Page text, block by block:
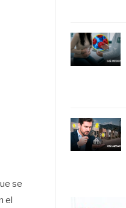
se
el